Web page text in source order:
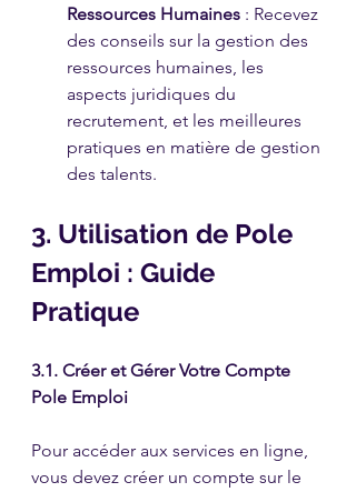
Ressources Humaines : Recevez
des conseils sur la gestion des
ressources humaines, les
aspects juridiques du
recrutement, et les meilleures
pratiques en matière de gestion
des talents.
3. Utilisation de Pole
Emploi : Guide
Pratique
3.1. Créer et Gérer Votre Compte
Pole Emploi
Pour accéder aux services en ligne,
vous devez créer un compte sur le